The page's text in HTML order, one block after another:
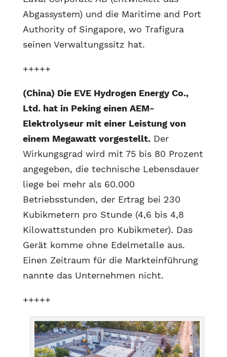
Abgassystem) und die Maritime and Port
Authority of Singapore, wo Trafigura
seinen Verwaltungssitz hat.
+++++
(China) Die EVE Hydrogen Energy Co.,
Ltd. hat in Peking einen AEM-
Elektrolyseur mit einer Leistung von
einem Megawatt vorgestellt.Der
Wirkungsgrad wird mit 75 bis 80 Prozent
angegeben, die technische Lebensdauer
liege bei mehr als 60.000
Betriebsstunden, der Ertrag bei 230
Kubikmetern pro Stunde (4,6 bis 4,8
Kilowattstunden pro Kubikmeter). Das
Gerät komme ohne Edelmetalle aus.
Einen Zeitraum für die Markteinführung
nannte das Unternehmen nicht.
+++++